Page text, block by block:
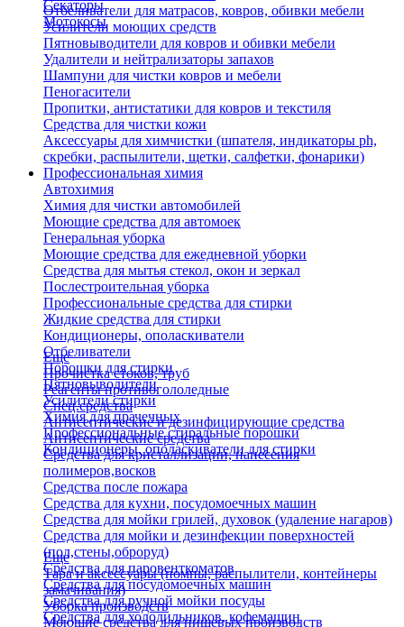
Секаторы
Мотокосы
Отбеливатели для матрасов, ковров, обивки мебели
Усилители моющих средств
Пятновыводители для ковров и обивки мебели
Удалители и нейтрализаторы запахов
Шампуни для чистки ковров и мебели
Пеногасители
Пропитки, антистатики для ковров и текстиля
Средства для чистки кожи
Аксессуары для химчистки (шпателя, индикаторы ph,
скребки, распылители, щетки, салфетки, фонарики)
Профессиональная химия
Автохимия
Химия для чистки автомобилей
Моющие средства для автомоек
Генеральная уборка
Моющие средства для ежедневной уборки
Средства для мытья стекол, окон и зеркал
Послестроительная уборка
Профессиональные средства для стирки
Жидкие средства для стирки
Кондиционеры, ополаскиватели
Отбеливатели
Порошки для стирки
Пятновыводители
Усилители стирки
Химия для прачечных
Профессиональные стиральные порошки
Кондиционеры, ополаскиватели для стирки
Еще
Прочистка стоков, труб
Реагенты противогололедные
Спец.средства
Антисептические и дезинфицирующие средства
Антисептические средства
Средства для кристаллизации, нанесения
полимеров,восков
Средства после пожара
Средства для кухни, посудомоечных машин
Средства для мойки грилей, духовок (удаление нагаров)
Средства для мойки и дезинфекции поверхностей
(пол,стены,оброруд)
Средства для паровенткоматов
Средства для посудомоечных машин
Средства для ручной мойки посуды
Средства для холодильников, кофемашин
Еще
Тара и аксессуары (помпы, распылители, контейнеры
замачивания)
Уборка производств
Моющие средства для пищевых производств